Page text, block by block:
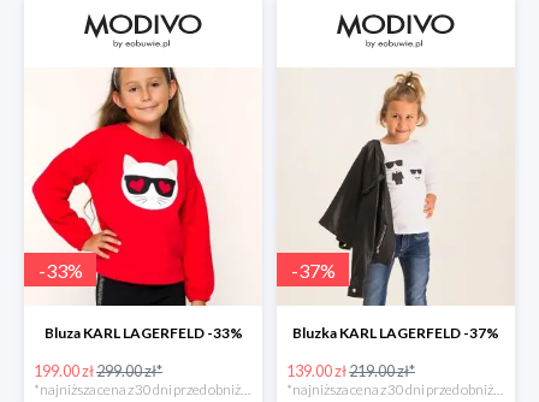
-33%
Bluza KARL LAGERFELD -33%
199.00 zł299.00 zł*
-37%
Bluzka KARL LAGERFELD -37%
139.00 zł219.00 zł*